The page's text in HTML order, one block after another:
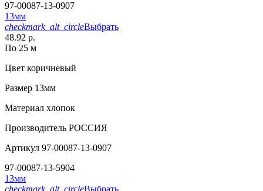
97-00087-13-0907
13мм
checkmark_alt_circleВыбрать
48.92 р.
По 25 м
Цвет коричневый
Размер 13мм
Материал хлопок
Производитель РОССИЯ
Артикул 97-00087-13-0907
97-00087-13-5904
13мм